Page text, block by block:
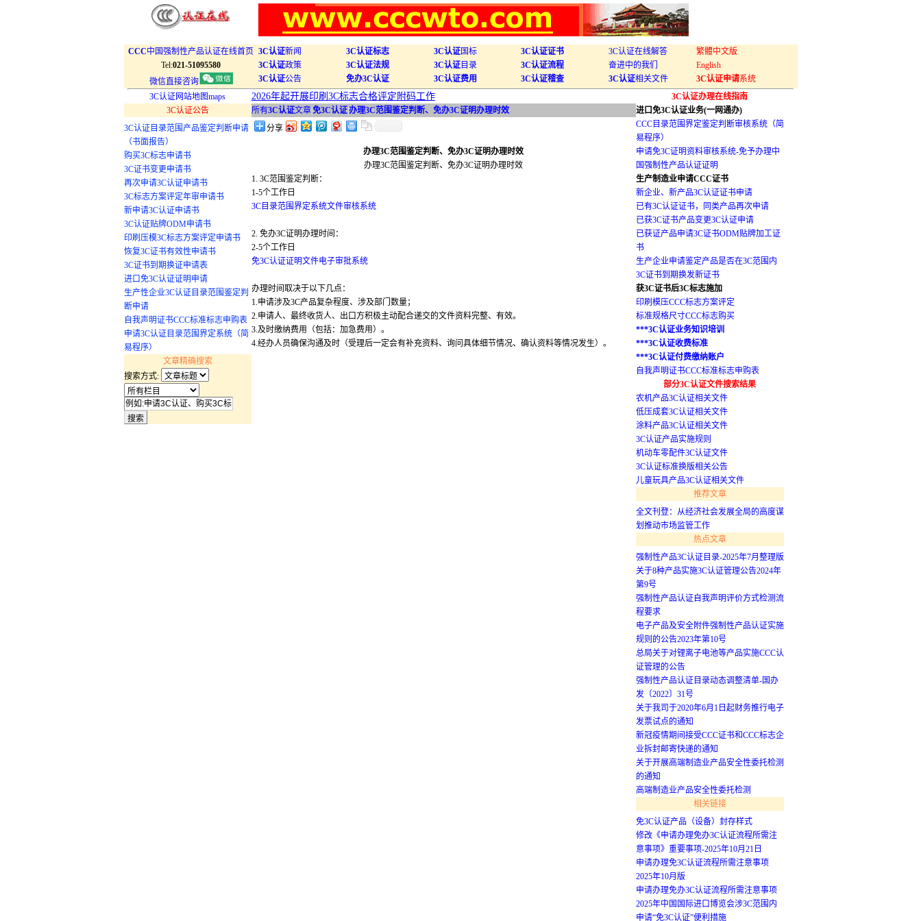
CCC中国强制性产品认证在线首页
Tel:021-51095580
微信直接咨询
3C认证新闻
3C认证政策
3C认证公告
3C认证标志
3C认证法规
免办3C认证
3C认证国标
3C认证目录
3C认证费用
3C认证证书
3C认证流程
3C认证稽查
3C认证在线解答
奋进中的我们
3C认证相关文件
繁體中文版
English
3C认证申请系统
3C认证网站地图maps
3C认证公告
3C认证目录范围产品鉴定判断申请
（书面报告）
购买3C标志申请书
3C证书变更申请书
再次申请3C认证申请书
3C标志方案评定年审申请书
新申请3C认证申请书
3C认证贴牌ODM申请书
印刷压模3C标志方案评定申请书
恢复3C证书有效性申请书
3C证书到期换证申请表
进口免3C认证证明申请
生产性企业3C认证目录范围鉴定判
断申请
自我声明证书CCC标准标志申购表
申请3C认证目录范围界定系统（简
易程序）
文章精确搜索
搜索方式:
2026年起开展印刷3C标志合格评定附码工作
所有3C认证文章|免3C认证|办理3C范围鉴定判断、免办3C证明办理时效
分享
办理3C范围鉴定判断、免办3C证明办理时效
办理3C范围鉴定判断、免办3C证明办理时效
1. 3C范围鉴定判断：
1-5个工作日
3C目录范围界定系统文件审核系统
2. 免办3C证明办理时间：
2-5个工作日
免3C认证证明文件电子审批系统
办理时间取决于以下几点：
1.申请涉及3C产品复杂程度、涉及部门数量；
2.申请人、最终收货人、出口方积极主动配合递交的文件资料完整、有效。
3.及时缴纳费用（包括：加急费用）。
4.经办人员确保沟通及时（受理后一定会有补充资料、询问具体细节情况、确认资料等情况发生）。
3C认证办理在线指南
进口免3C认证业务(一网通办)
CCC目录范围界定鉴定判断审核系统（简
易程序）
申请免3C证明资料审核系统-免予办理中
国强制性产品认证证明
生产制造业申请CCC证书
新企业、新产品3C认证证书申请
已有3C认证证书，同类产品再次申请
已获3C证书产品变更3C认证申请
已获证产品申请3C证书ODM贴牌加工证
书
生产企业申请鉴定产品是否在3C范围内
3C证书到期换发新证书
获3C证书后3C标志施加
印刷模压CCC标志方案评定
标准规格尺寸CCC标志购买
***3C认证业务知识培训
***3C认证收费标准
***3C认证付费缴纳账户
自我声明证书CCC标准标志申购表
部分3C认证文件搜索结果
农机产品3C认证相关文件
低压成套3C认证相关文件
涂料产品3C认证相关文件
3C认证产品实施规则
机动车零配件3C认证文件
3C认证标准换版相关公告
儿童玩具产品3C认证相关文件
推荐文章
全文刊登：从经济社会发展全局的高度谋
划推动市场监管工作
热点文章
强制性产品3C认证目录-2025年7月整理版
关于8种产品实施3C认证管理公告2024年
第9号
强制性产品认证自我声明评价方式检测流
程要求
电子产品及安全附件强制性产品认证实施
规则的公告2023年第10号
总局关于对锂离子电池等产品实施CCC认
证管理的公告
强制性产品认证目录动态调整清单-国办
发〔2022〕31号
关于我司于2020年6月1日起财务推行电子
发票试点的通知
新冠疫情期间接受CCC证书和CCC标志企
业拆封邮寄快递的通知
关于开展高端制造业产品安全性委托检测
的通知
高端制造业产品安全性委托检测
相关链接
免3C认证产品（设备）封存样式
修改《申请办理免办3C认证流程所需注
意事项》重要事项-2025年10月21日
申请办理免3C认证流程所需注意事项
2025年10月版
申请办理免办3C认证流程所需注意事项
2025年中国国际进口博览会涉3C范围内
申请“免3C认证”便利措施